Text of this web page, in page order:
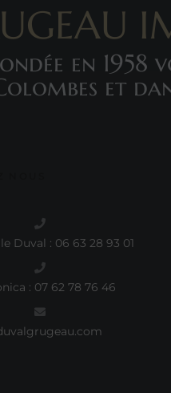
en 1958
et
Duval : 06 63 28 93 01
: 07 62 78 76 46